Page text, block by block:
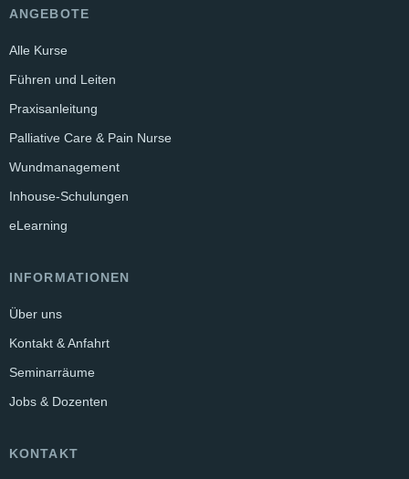
ANGEBOTE
Alle Kurse
Führen und Leiten
Praxisanleitung
Palliative Care & Pain Nurse
Wundmanagement
Inhouse-Schulungen
eLearning
INFORMATIONEN
Über uns
Kontakt & Anfahrt
Seminarräume
Jobs & Dozenten
KONTAKT